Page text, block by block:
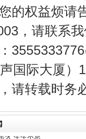
的权益烦请
，请联系
国际大厦）
请转载时务
火 生生不息